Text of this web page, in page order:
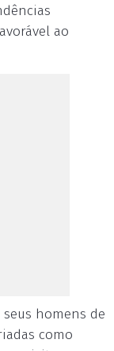
ao
homens de
como